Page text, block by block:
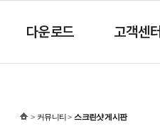
다운로드 고객센터
커뮤니티 스크린샷 게시판